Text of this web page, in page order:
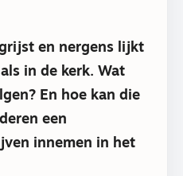
en nergens lijkt
in de kerk. Wat
En hoe kan die
een
innemen in het